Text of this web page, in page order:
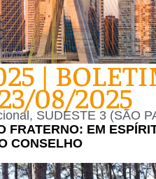
|
08/2025
, SUDESTE 3 (SÃO
FRATERNO: EM
CONSELHO